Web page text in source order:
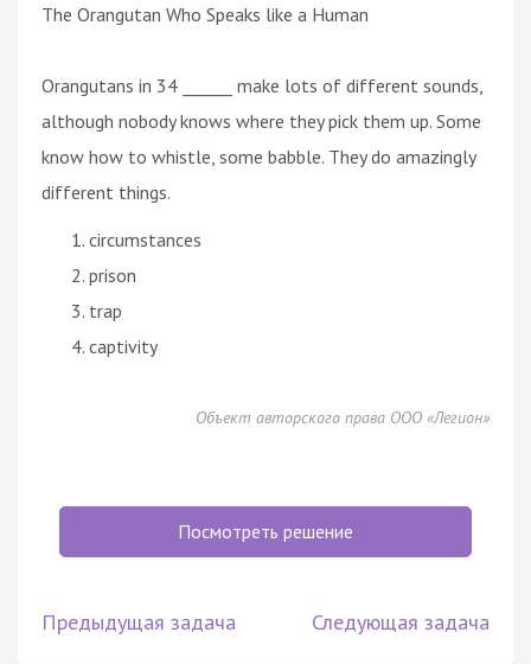
The Orangutan Who Speaks like a Human
Orangutans in 34 ______ make lots of different sounds,
although nobody knows where they pick them up. Some
know how to whistle, some babble. They do amazingly
different things.
circumstances
prison
trap
captivity
Объект авторского права ООО «Легион»
Посмотреть решение
Предыдущая задача Следующая задача